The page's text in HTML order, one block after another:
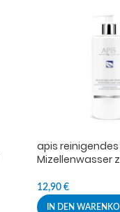
apis reinigendes
Mizellenwasser
und Augen-
12,90€
IN DEN